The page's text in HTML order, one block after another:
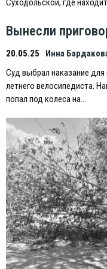
Суходольской, где
Вынесли
20.05.25 Инна
Суд выбрал наказание для
летнего велосипедиста.
попал под колеса на…